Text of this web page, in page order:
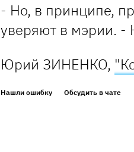
- Но, в принципе,
уверяют в мэрии. -
Юрий ЗИНЕНКО,
Нашли ошибку Обсудить в чате